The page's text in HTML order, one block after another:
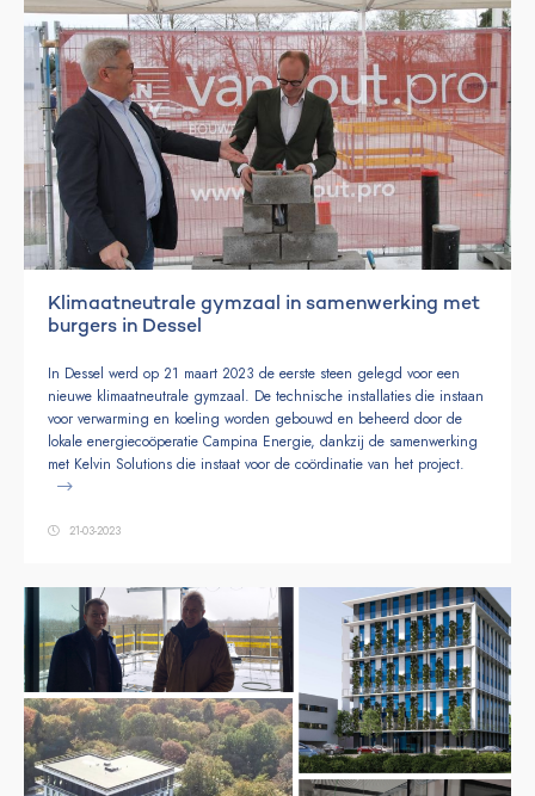
Klimaatneutrale gymzaal in samenwerking met
burgers in Dessel
In Dessel werd op 21 maart 2023 de eerste steen gelegd voor een
nieuwe klimaatneutrale gymzaal. De technische installaties die instaan
voor verwarming en koeling worden gebouwd en beheerd door de
lokale energiecoöperatie Campina Energie, dankzij de samenwerking
met Kelvin Solutions die instaat voor de coördinatie van het project.
21-03-2023